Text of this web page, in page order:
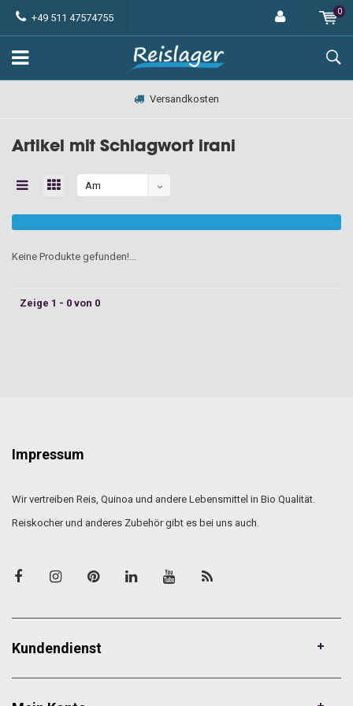
+49 511 47574755
0
Versandkosten
Artikel mit Schlagwort irani
Am
angesehen
Keine Produkte gefunden!...
Zeige 1 - 0 von 0
Impressum
Wir vertreiben Reis, Quinoa und andere Lebensmittel in Bio Qualität.
Reiskocher und anderes Zubehör gibt es bei uns auch.
Kundendienst